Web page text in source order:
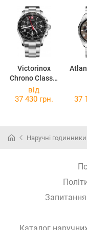
Victorinox
Chrono Classic
XLS V241443
від
37 430 грн.
37
Наручні годинники